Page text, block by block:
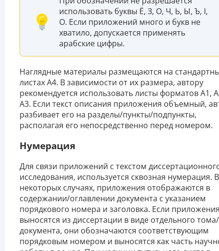
использовать буквы Ё, З, О, Ч, Ь, Ы, Ъ, I,
O. Если приложений много и букв не
хватило, допускается применять
арабские цифры.
Наглядные материалы размещаются на
листах А4. В зависимости от их размера, автору
рекомендуется использовать листы форматов А1,
А3. Если текст описания приложения объемный,
разбивает его на разделы/пункты/подпункты,
располагая его непосредственно перед номером.
Нумерация
Для связи приложений с текстом
исследования, используется сквозная нумерация. В
некоторых случаях, приложения отображаются в
содержании/оглавлении документа с указанием
порядкового номера и заголовка. Если
выносятся из диссертации в виде отдельного тома/
документа, они обозначаются соответствующим
порядковым номером и выносятся как часть